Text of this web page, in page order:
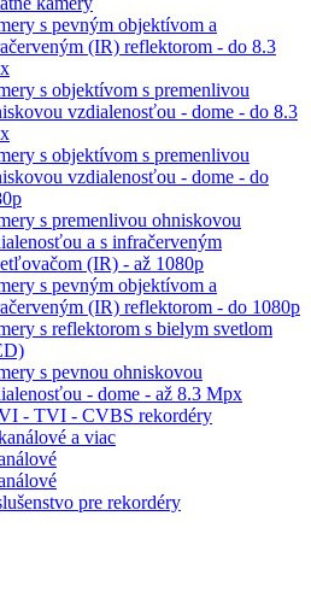
s pevným objektívom a
(IR) reflektorom - do 8.3
s objektívom s premenlivou
vzdialenosťou - dome - do 8.3
s objektívom s premenlivou
vzdialenosťou - dome - do
s premenlivou ohniskovou
a s infračerveným
(IR) - až 1080p
s pevným objektívom a
(IR) reflektorom - do 1080p
s reflektorom s bielym svetlom
s pevnou ohniskovou
- dome - až 8.3 Mpx
- TVI - CVBS rekordéry
a viac
pre rekordéry